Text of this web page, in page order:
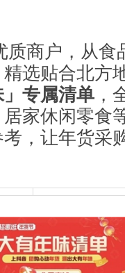
质商户，从食
选贴合北方
」专属清单 ，
家休闲零食
，让年货采